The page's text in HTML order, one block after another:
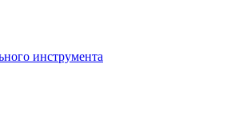
инструмента